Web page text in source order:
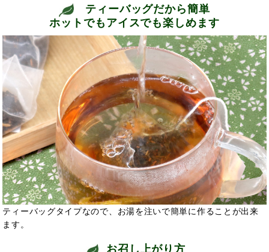
ティーバッグだから簡単
ホットでもアイスでも楽しめます
ティーバッグタイプなので、お湯を注いで簡単に作ることが出来
ます。
お召し上がり方